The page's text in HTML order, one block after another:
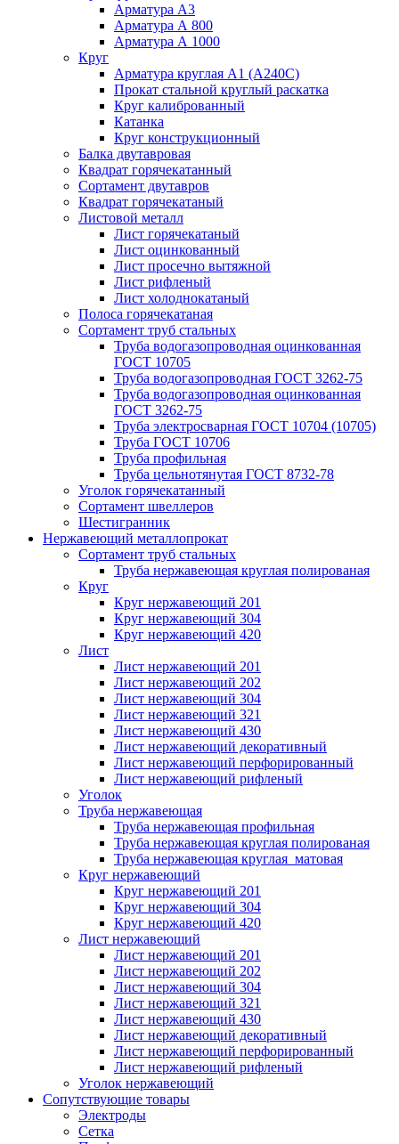
Арматура А3
Арматура А 800
Арматура А 1000
Круг
Арматура круглая А1 (А240C)
Прокат стальной круглый раскатка
Круг калиброванный
Катанка
Круг конструкционный
Балка двутавровая
Квадрат горячекатанный
Сортамент двутавров
Квадрат горячекатаный
Листовой металл
Лист горячекатаный
Лист оцинкованный
Лист просечно вытяжной
Лист рифленый
Лист холоднокатаный
Полоса горячекатаная
Сортамент труб стальных
Труба водогазопроводная оцинкованная
ГОСТ 10705
Труба водогазопроводная ГОСТ 3262-75
Труба водогазопроводная оцинкованная
ГОСТ 3262-75
Труба электросварная ГОСТ 10704 (10705)
Труба ГОСТ 10706
Труба профильная
Труба цельнотянутая ГОСТ 8732-78
Уголок горячекатанный
Сортамент швеллеров
Шестигранник
Нержавеющий металлопрокат
Сортамент труб стальных
Труба нержавеющая круглая полированая
Круг
Круг нержавеющий 201
Круг нержавеющий 304
Круг нержавеющий 420
Лист
Лист нержавеющий 201
Лист нержавеющий 202
Лист нержавеющий 304
Лист нержавеющий 321
Лист нержавеющий 430
Лист нержавеющий декоративный
Лист нержавеющий перфорированный
Лист нержавеющий рифленый
Уголок
Труба нержавеющая
Труба нержавеющая профильная
Труба нержавеющая круглая полированая
Труба нержавеющая круглая матовая
Круг нержавеющий
Круг нержавеющий 201
Круг нержавеющий 304
Круг нержавеющий 420
Лист нержавеющий
Лист нержавеющий 201
Лист нержавеющий 202
Лист нержавеющий 304
Лист нержавеющий 321
Лист нержавеющий 430
Лист нержавеющий декоративный
Лист нержавеющий перфорированный
Лист нержавеющий рифленый
Уголок нержавеющий
Cопутствующие товары
Электроды
Сетка